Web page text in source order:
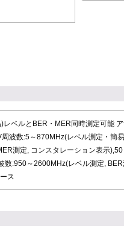
ベルとBER・MER同時測定可能
波数:5～870MHz(レベル測定・簡
測定, コンスタレーション表示
数:950～2600MHz(レベル測定,
ス